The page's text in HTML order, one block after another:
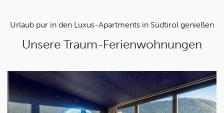
Urlaub pur in den Luxus-Apartments in Südtirol genießen
Unsere Traum-Ferienwohnungen